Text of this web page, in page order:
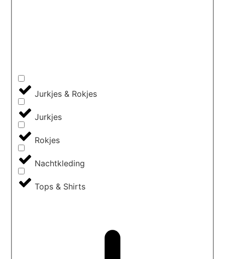
Jurkjes & Rokjes
Jurkjes
Rokjes
Nachtkleding
Tops & Shirts